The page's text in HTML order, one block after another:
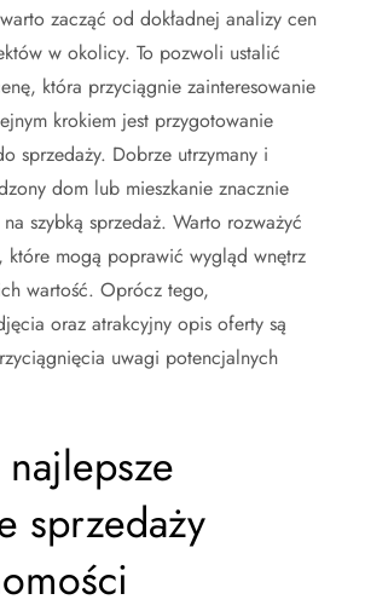
zacząć od dokładnej analizy cen
w okolicy. To pozwoli ustalić
która przyciągnie zainteresowanie
krokiem jest przygotowanie
sprzedaży. Dobrze utrzymany i
dom lub mieszkanie znacznie
na szybką sprzedaż. Warto rozważyć
które mogą poprawić wygląd wnętrz
wartość. Oprócz tego,
oraz atrakcyjny opis oferty są
uwagi potencjalnych
najlepsze
sprzedaży